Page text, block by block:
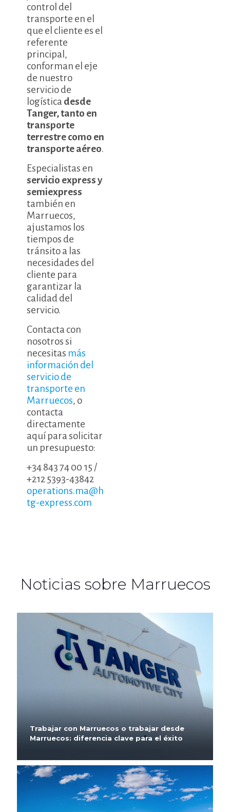
control del
transporte en el
que el cliente es el
referente
principal,
conforman el eje
de nuestro
servicio de
logística desde
Tanger, tanto en
transporte
terrestre como en
transporte aéreo.
Especialistas en
servicio express y
semiexpress
también en
Marruecos,
ajustamos los
tiempos de
tránsito a las
necesidades del
cliente para
garantizar la
calidad del
servicio.
Contacta con
nosotros si
necesitas más
información del
servicio de
transporte en
Marruecos, o
contacta
directamente
aquí para solicitar
un presupuesto:
+34 843 74 00 15 /
+212 5393-43842
operations.ma@h
tg-express.com
Noticias sobre Marruecos
Trabajar con Marruecos o trabajar desde
Marruecos: diferencia clave para el éxito